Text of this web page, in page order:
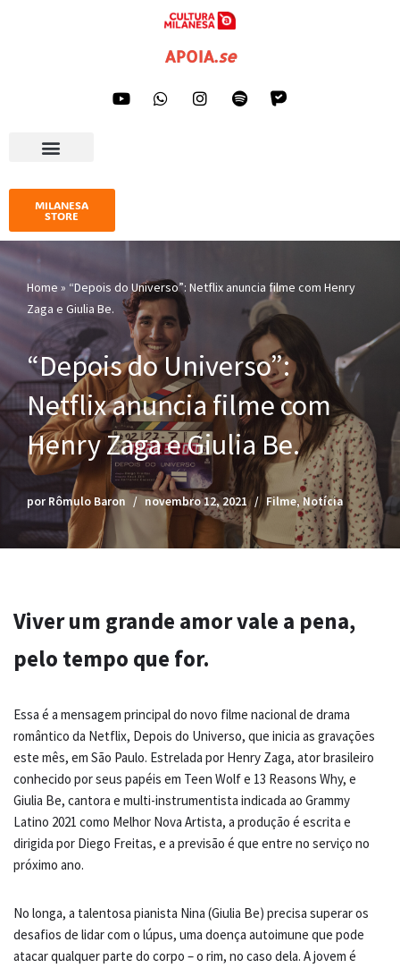
APOIA.se
MILANESA
STORE
Home » “Depois do Universo”: Netflix anuncia filme com Henry
Zaga e Giulia Be.
“Depois do Universo”:
Netflix anuncia filme com
Henry Zaga e Giulia Be.
por Rômulo Baron novembro 12, 2021 Filme,Notícia
Viver um grande amor vale a pena,
pelo tempo que for.
Essa é a mensagem principal do novo filme nacional de drama
romântico da Netflix, Depois do Universo, que inicia as gravações
este mês, em São Paulo. Estrelada por Henry Zaga, ator brasileiro
conhecido por seus papéis em Teen Wolf e 13 Reasons Why, e
Giulia Be, cantora e multi-instrumentista indicada ao Grammy
Latino 2021 como Melhor Nova Artista, a produção é escrita e
dirigida por Diego Freitas, e a previsão é que entre no serviço no
próximo ano.
No longa, a talentosa pianista Nina (Giulia Be) precisa superar os
desafios de lidar com o lúpus, uma doença autoimune que pode
atacar qualquer parte do corpo – o rim, no caso dela. A jovem é